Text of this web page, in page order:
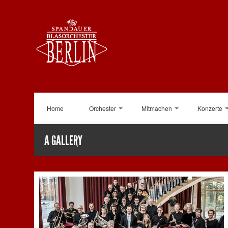
Home Orchester Mitmachen Konzerte
A GALLERY